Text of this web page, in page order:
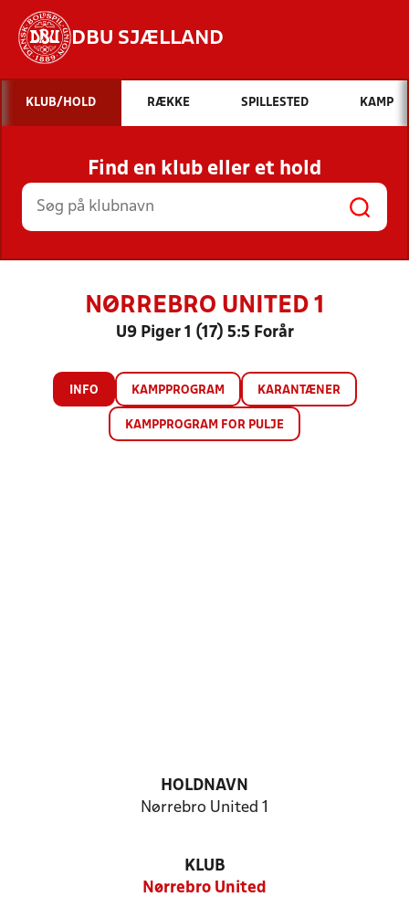
DBU SJÆLLAND
Hvad vil du søge efter?
INDHOLD OG NYHEDER
STILLINGER, RESULTATER, KLUBBER OG
HOLD
KLUB/HOLD RÆKKE SPILLESTED KAMP
Find en klub eller et hold
NØRREBRO UNITED 1
U9 Piger 1 (17) 5:5 Forår
INFO KAMPPROGRAM KARANTÆNER
KAMPPROGRAM FOR PULJE
HOLDNAVN
Nørrebro United 1
KLUB
Nørrebro United